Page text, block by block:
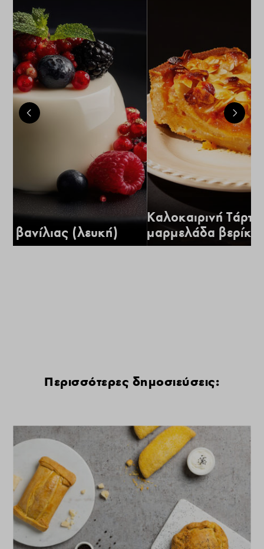
βανίλιας (λευκή)
Καλοκαιρινή
μαρμελάδα
Περισσότερες δημοσιεύσεις: